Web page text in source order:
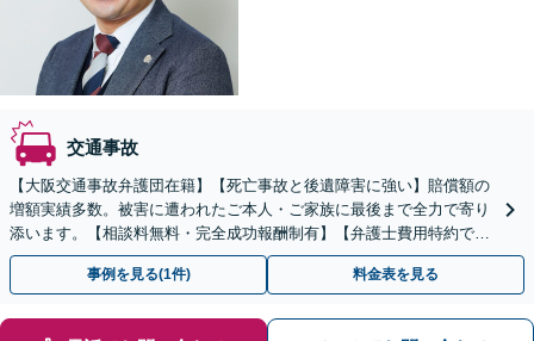
交通事故
【大阪交通事故弁護団在籍】【死亡事故と後遺障害に強い】賠償額の
増額実績多数。被害に遭われたご本人・ご家族に最後まで全力で寄り
添います。【相談料無料・完全成功報酬制有】【弁護士費用特約でご
相談～解決まで完全無料になる可能性有】
事例を見る(1件) 料金表を見る